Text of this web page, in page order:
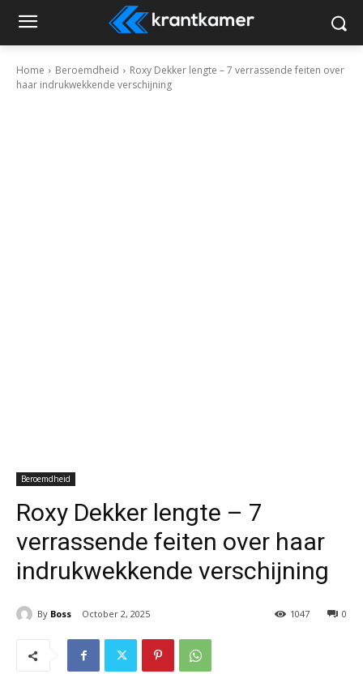
Home Beroemdheid
Roxy Dekker lengte – 7 verrassende feiten over
haar indrukwekkende verschijning
Beroemdheid
Roxy Dekker lengte – 7
verrassende feiten over haar
indrukwekkende verschijning
By Boss October 2, 2025 0
1047